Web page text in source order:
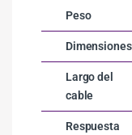
Peso
Dimensiones
Largo del
cable
Respuesta